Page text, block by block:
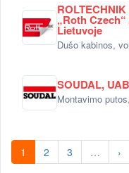
„Roth
Lietuvoje
Dušo kabinos,
SOUDAL, UAB
Montavimo
1 2 3 … ›